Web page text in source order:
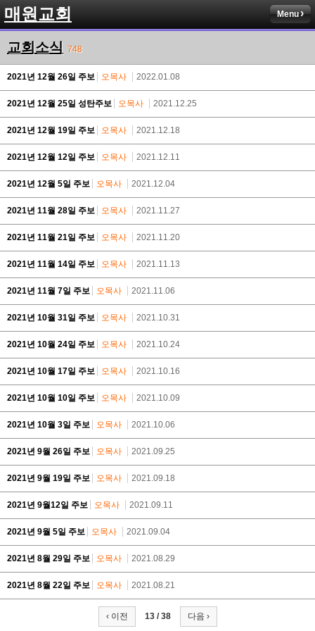
매원교회 Menu
교회소식 748
2021년 12월 26일 주보 오목사 2022.01.08
2021년 12월 25일 성탄주보 오목사 2021.12.25
2021년 12월 19일 주보 오목사 2021.12.18
2021년 12월 12일 주보 오목사 2021.12.11
2021년 12월 5일 주보 오목사 2021.12.04
2021년 11월 28일 주보 오목사 2021.11.27
2021년 11월 21일 주보 오목사 2021.11.20
2021년 11월 14일 주보 오목사 2021.11.13
2021년 11월 7일 주보 오목사 2021.11.06
2021년 10월 31일 주보 오목사 2021.10.31
2021년 10월 24일 주보 오목사 2021.10.24
2021년 10월 17일 주보 오목사 2021.10.16
2021년 10월 10일 주보 오목사 2021.10.09
2021년 10월 3일 주보 오목사 2021.10.06
2021년 9월 26일 주보 오목사 2021.09.25
2021년 9월 19일 주보 오목사 2021.09.18
2021년 9월12일 주보 오목사 2021.09.11
2021년 9월 5일 주보 오목사 2021.09.04
2021년 8월 29일 주보 오목사 2021.08.29
2021년 8월 22일 주보 오목사 2021.08.21
‹ 이전 13 / 38 다음 ›